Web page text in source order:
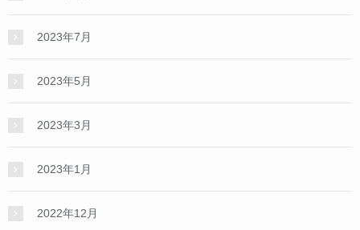
2023年7月
2023年5月
2023年3月
2023年1月
2022年12月